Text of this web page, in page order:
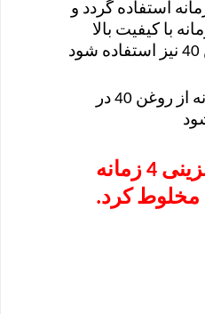
استفاده گردد و
با کیفیت بالا
در موتور پمپ بنزینی 4 زمانه از روغن 40 در
تذکر در موتور پمپ بنزینی 4 زمانه
مخلوط کرد.